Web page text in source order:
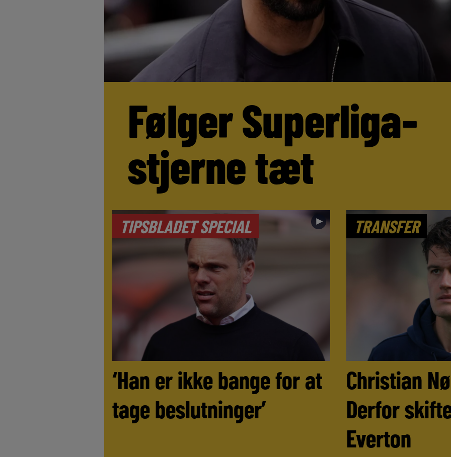
Følger Superliga-
stjerne tæt
TIPSBLADET SPECIAL ►
‘Han er ikke bange for at
tage beslutninger’
TRANSFER
Christian
Derfor
Everton